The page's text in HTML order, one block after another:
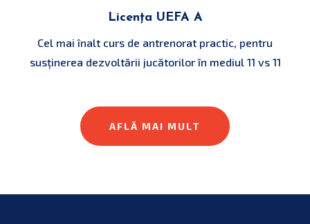
Licența UEFA A
Cel mai înalt curs de antrenorat practic, pentru
susținerea dezvoltării jucătorilor în mediul 11 vs 11
AFLĂ MAI MULT